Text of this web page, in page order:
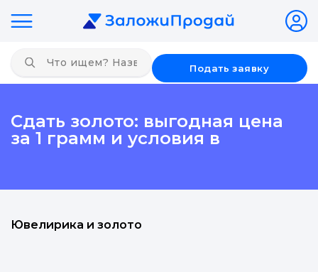
Подать заявку
Сдать золото: выгодная цена
за 1 грамм и условия в
Ювелирика и золото